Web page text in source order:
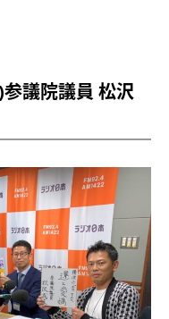
議院議員 松沢